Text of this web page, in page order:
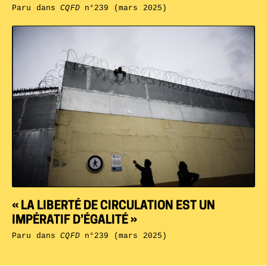
« LA LIBERTÉ DE CIRCULATION EST UN
IMPÉRATIF D’ÉGALITÉ »
Paru dansCQFDn°239 (mars 2025)
Paru dansCQFDn°239 (mars 2025)